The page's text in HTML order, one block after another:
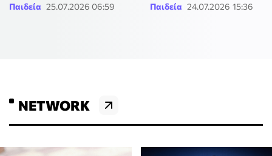
Παιδεία 25.07.2026 06:59 Παιδεία 24.07.2026 15:36
NETWORK